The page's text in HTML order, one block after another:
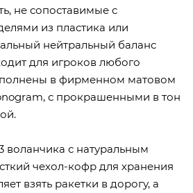
не сопоставимые с
из пластика или
нейтральный баланс
для игроков любого
в фирменном матовом
с прокрашенными в тон
воланчика с натуральным
чехол-кофр для хранения
взять ракетки в дорогу, а